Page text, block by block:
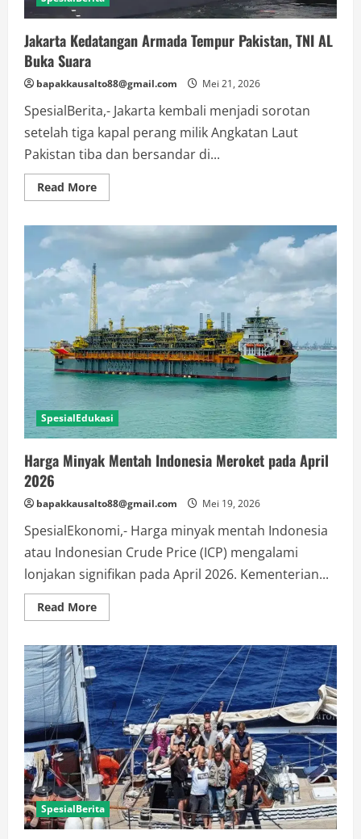
Jakarta Kedatangan Armada Tempur Pakistan, TNI AL
Buka Suara
bapakkausalto88@gmail.com Mei 21, 2026
SpesialBerita,- Jakarta kembali menjadi sorotan
setelah tiga kapal perang milik Angkatan Laut
Pakistan tiba dan bersandar di...
Read MoreRead
more
Kedatangan
Armada
Tempur
Pakistan,
TNI
AL
Buka
Suara
SpesialEdukasi
Harga Minyak Mentah Indonesia Meroket pada April
2026
bapakkausalto88@gmail.com Mei 19, 2026
SpesialEkonomi,- Harga minyak mentah Indonesia
atau Indonesian Crude Price (ICP) mengalami
lonjakan signifikan pada April 2026. Kementerian...
Read MoreRead
more
Minyak
Mentah
Indonesia
Meroket
pada
April
2026
SpesialBerita